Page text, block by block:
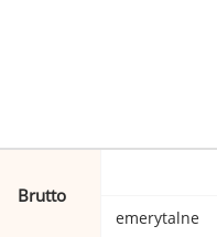
Brutto
emerytalne